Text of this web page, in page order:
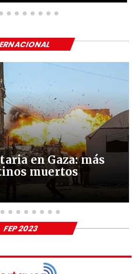
en Gaza: más
muertos
FEP 2023